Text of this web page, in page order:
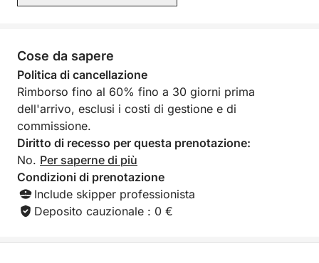
Cose da sapere
Politica di cancellazione
Rimborso fino al 60% fino a 30 giorni prima
dell'arrivo, esclusi i costi di gestione e di
commissione.
Diritto di recesso per questa prenotazione:
No. Per saperne di più
Condizioni di prenotazione
Include skipper professionista
Deposito cauzionale : 0 €